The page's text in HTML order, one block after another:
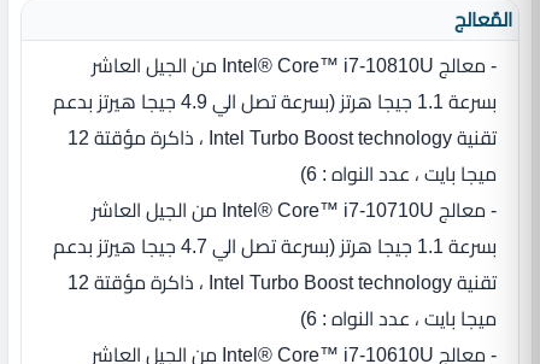
المٌعالج
- معالج Intel® Core™ i7-10810U من الجيل العاشر
بسرعة 1.1 جيجا هرتز (بسرعة تصل الي 4.9 جيجا هيرتز بدعم
تقنية Intel Turbo Boost technology ، ذاكرة مؤقتة 12
ميجا بايت ، عدد النواه : 6)
- معالج Intel® Core™ i7-10710U من الجيل العاشر
بسرعة 1.1 جيجا هرتز (بسرعة تصل الي 4.7 جيجا هيرتز بدعم
تقنية Intel Turbo Boost technology ، ذاكرة مؤقتة 12
ميجا بايت ، عدد النواه : 6)
- معالج Intel® Core™ i7-10610U من الجيل العاشر